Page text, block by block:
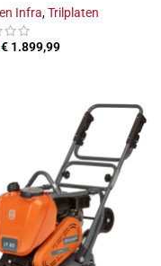
Infra,Trilplaten
€ 1.899,99